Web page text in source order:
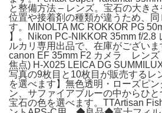
と整備方法 – レンズ。宝石の大き
位置や接着剤の種類が違うため、
す。MINOLTA MC ROKKOR PG
】。Nikon PC-NIKKOR 35mm f/
ルカリ専用出品で、在庫がござい
canon EF 35mm F2 カメラ レン
焦点) H-X025 LEICA DG
写真の9枚目と10枚目が販売する
を選べます】無色透明・ローズピ
ン、サファイアブルーの中からひ
宝石の色を選べます。TTArtisan